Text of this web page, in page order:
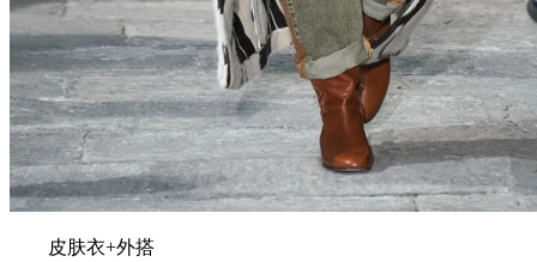
皮肤衣+外搭